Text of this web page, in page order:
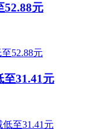
52.88元
至31.41元